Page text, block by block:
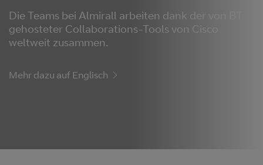
Die Teams bei Almirall arbeiten dank der von BT
gehosteter Collaborations-Tools von Cisco
weltweit zusammen.
Mehr dazu auf Englisch